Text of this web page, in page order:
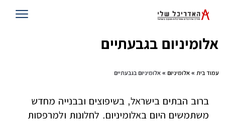
אלומיניום בגבעתיים
עמוד בית » אלומיניום » אלומיניום בגבעתיים
ברוב הבתים בישראל, בשיפוצים ובבנייה מחדש
משתמשים היום באלומיניום. לחלונות ולמרפסות